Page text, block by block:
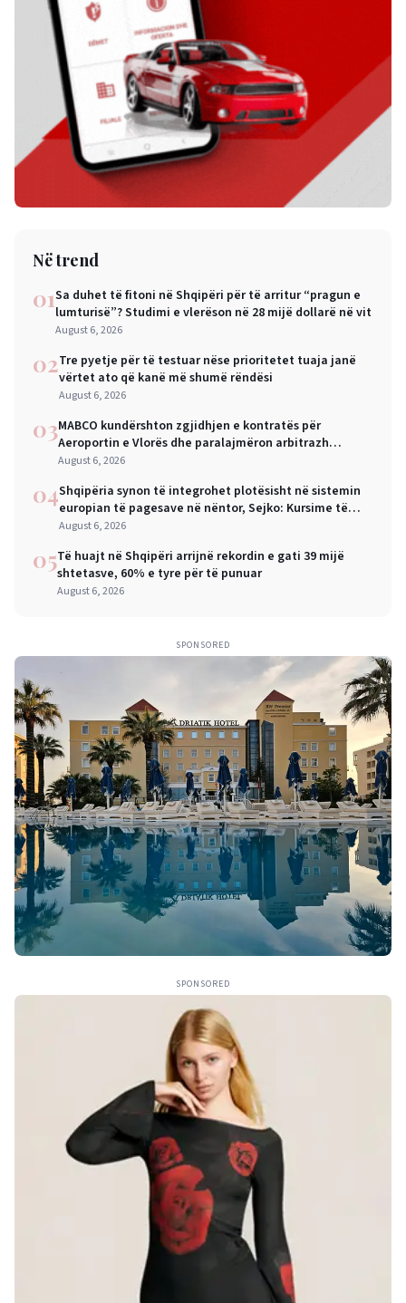
Në trend
01Sa duhet të fitoni në Shqipëri për të arritur “pragun e
lumturisë”? Studimi e vlerëson në 28 mijë dollarë në vit
August 6, 2026
02Tre pyetje për të testuar nëse prioritetet tuaja janë
vërtet ato që kanë më shumë rëndësi
August 6, 2026
03MABCO kundërshton zgjidhjen e kontratës për
Aeroportin e Vlorës dhe paralajmëron arbitrazh
ndërkombëtar
August 6, 2026
04Shqipëria synon të integrohet plotësisht në sistemin
europian të pagesave në nëntor, Sejko: Kursime të
mëdha për qytetarët dhe bizneset
August 6, 2026
05Të huajt në Shqipëri arrijnë rekordin e gati 39 mijë
shtetasve, 60% e tyre për të punuar
August 6, 2026
SPONSORED
SPONSORED